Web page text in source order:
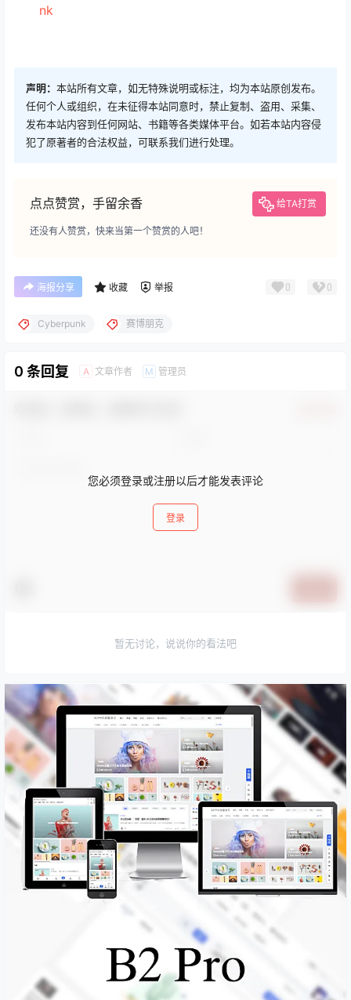
nk
声明： 本站所有文章，如无特殊说明或标注，均为本站原创发布。
任何个人或组织，在未征得本站同意时，禁止复制、盗用、采集、
发布本站内容到任何网站、书籍等各类媒体平台。如若本站内容侵
犯了原著者的合法权益，可联系我们进行处理。
点点赞赏，手留余香 给TA打赏
还没有人赞赏，快来当第一个赞赏的人吧！
海报分享 收藏 举报 0 0
Cyber​​punk 赛博朋克
0 条回复 A 文章作者 M 管理员
您必须登录或注册以后才能发表评论
登录
暂无讨论，说说你的看法吧